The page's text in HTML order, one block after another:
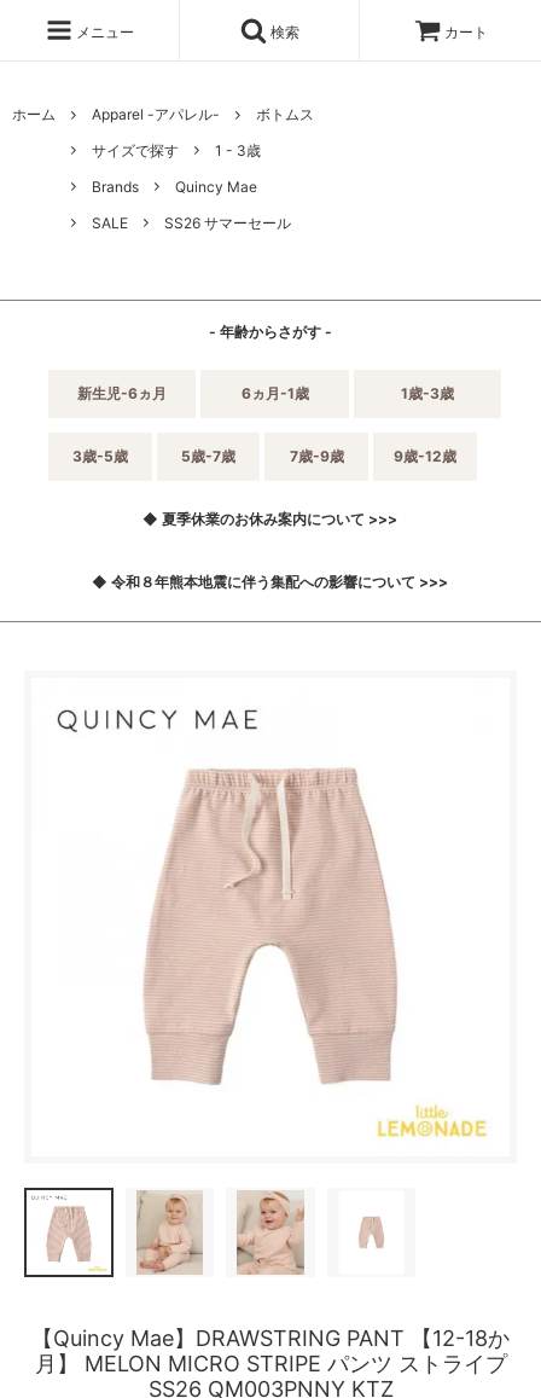
メニュー 検索 カート
ホーム Apparel -アパレル-
ボトムス
サイズで探す
1 - 3歳
Brands
Quincy Mae
SALE
SS26 サマーセール
- 年齢からさがす -
新生児-6ヵ月 6ヵ月-1歳 1歳-3歳
3歳-5歳 5歳-7歳 7歳-9歳 9歳-12歳
◆ 夏季休業のお休み案内について >>>
◆ 令和８年熊本地震に伴う集配への影響について >>>
【Quincy Mae】DRAWSTRING PANT 【12-18か
月】 MELON MICRO STRIPE パンツ ストライプ
SS26 QM003PNNY KTZ